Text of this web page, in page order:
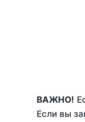
ВАЖНО!
Если вы